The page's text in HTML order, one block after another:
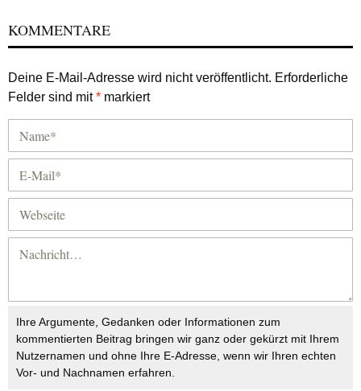
KOMMENTARE
Deine E-Mail-Adresse wird nicht veröffentlicht. Erforderliche
Felder sind mit* markiert
Ihre Argumente, Gedanken oder Informationen zum
kommentierten Beitrag bringen wir ganz oder gekürzt mit Ihrem
Nutzernamen und ohne Ihre E-Adresse, wenn wir Ihren echten
Vor- und Nachnamen erfahren.